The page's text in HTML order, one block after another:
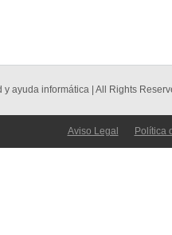
ayuda informática | All Rights
Aviso Legal Política